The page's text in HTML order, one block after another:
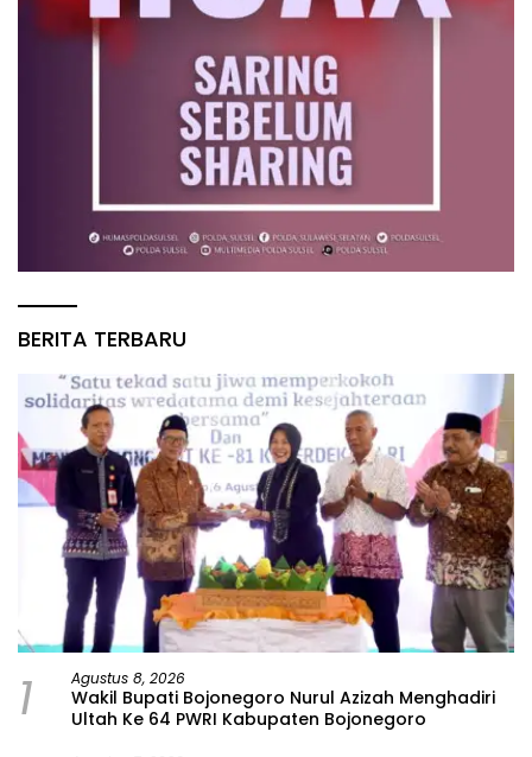
BERITA TERBARU
1 Agustus 8, 2026
Wakil Bupati Bojonegoro Nurul Azizah Menghadiri
Ultah Ke 64 PWRI Kabupaten Bojonegoro